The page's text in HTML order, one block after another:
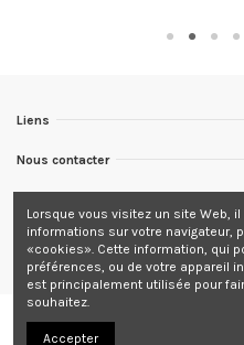
Liens
Nous contacter
Newsletter
Lorsque vous visitez un site Web,
informations sur votre navigateur,
«cookies». Cette information, qui
préférences, ou de votre appareil
est principalement utilisée pour
souhaitez.
Accepter